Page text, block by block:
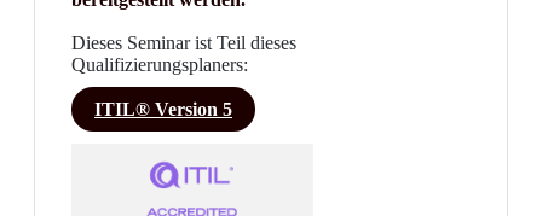
Dieses Seminar ist Teil dieses
Qualifizierungsplaners:
ITIL® Version 5